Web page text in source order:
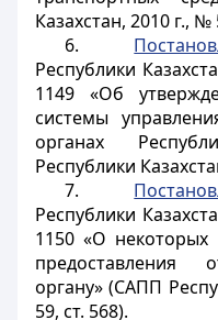
Казахстан, 2010 г., №
6.
Республики
1149 «Об
системы
органах
Республики
7.
Республики
1150 «О некоторых
предоставления
органу» (САПП
59, ст. 568).